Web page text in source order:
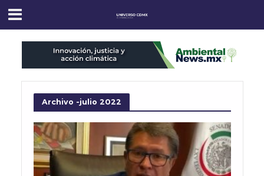
Archivo -julio 2022